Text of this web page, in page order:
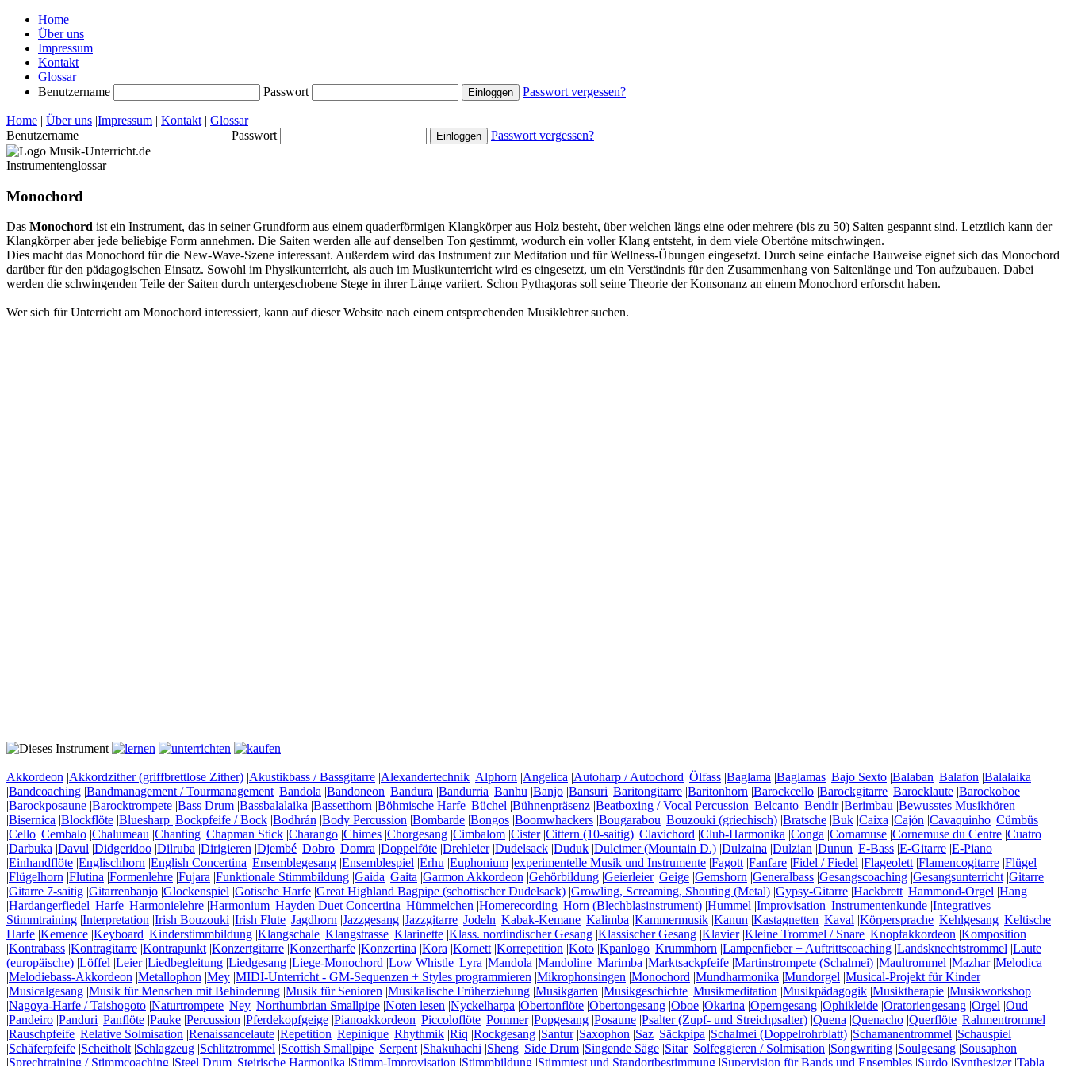
Home
Über uns
Impressum
Kontakt
Glossar
Benutzername
Passwort Passwort vergessen?
Home | Über uns |Impressum | Kontakt | Glossar
Benutzername
Passwort Passwort vergessen?
Instrumentenglossar
Monochord
Das Monochord ist ein Instrument, das in seiner Grundform aus einem quaderförmigen Klangkörper aus Holz besteht, über welchen längs eine oder mehrere (bis zu 50) Saiten gespannt sind. Letztlich kann der
Klangkörper aber jede beliebige Form annehmen. Die Saiten werden alle auf denselben Ton gestimmt, wodurch ein voller Klang entsteht, in dem viele Obertöne mitschwingen.
Dies macht das Monochord für die New-Wave-Szene interessant. Außerdem wird das Instrument zur Meditation und für Wellness-Übungen eingesetzt. Durch seine einfache Bauweise eignet sich das Monochord
darüber für den pädagogischen Einsatz. Sowohl im Physikunterricht, als auch im Musikunterricht wird es eingesetzt, um ein Verständnis für den Zusammenhang von Saitenlänge und Ton aufzubauen. Dabei
werden die schwingenden Teile der Saiten durch untergeschobene Stege in ihrer Länge variiert. Schon Pythagoras soll seine Theorie der Konsonanz an einem Monochord erforscht haben.
Wer sich für Unterricht am Monochord interessiert, kann auf dieser Website nach einem entsprechenden Musiklehrer suchen.
Akkordeon |Akkordzither (griffbrettlose Zither) |Akustikbass / Bassgitarre |Alexandertechnik |Alphorn |Angelica |Autoharp / Autochord |Ölfass |Baglama |Baglamas |Bajo Sexto |Balaban |Balafon |Balalaika
|Bandcoaching |Bandmanagement / Tourmanagement|Bandola |Bandoneon |Bandura |Bandurria |Banhu |Banjo |Bansuri |Baritongitarre |Baritonhorn |Barockcello |Barockgitarre |Barocklaute |Barockoboe
|Barockposaune |Barocktrompete |Bass Drum |Bassbalalaika |Bassetthorn |Böhmische Harfe |Büchel |Bühnenpräsenz |Beatboxing / Vocal Percussion |Belcanto |Bendir|Berimbau |Bewusstes Musikhören
|Bisernica |Blockflöte |Bluesharp |Bockpfeife / Bock |Bodhrán |Body Percussion |Bombarde |Bongos |Boomwhackers |Bougarabou |Bouzouki (griechisch) |Bratsche |Buk |Caixa |Cajón |Cavaquinho |Cümbüs
|Cello |Cembalo |Chalumeau |Chanting |Chapman Stick |Charango |Chimes |Chorgesang |Cimbalom |Cister|Cittern (10-saitig) |Clavichord |Club-Harmonika |Conga |Cornamuse |Cornemuse du Centre |Cuatro
|Darbuka |Davul |Didgeridoo |Dilruba |Dirigieren |Djembé |Dobro |Domra |Doppelföte |Drehleier|Dudelsack |Duduk |Dulcimer (Mountain D.) |Dulzaina |Dulzian |Dunun |E-Bass |E-Gitarre |E-Piano
|Einhandflöte |Englischhorn |English Concertina |Ensemblegesang |Ensemblespiel |Erhu |Euphonium |experimentelle Musik und Instrumente |Fagott|Fanfare |Fidel / Fiedel |Flageolett|Flamencogitarre |Flügel
|Flügelhorn |Flutina |Formenlehre |Fujara |Funktionale Stimmbildung |Gaida |Gaita |Garmon Akkordeon |Gehörbildung |Geierleier|Geige |Gemshorn |Generalbass |Gesangscoaching |Gesangsunterricht|Gitarre
|Gitarre 7-saitig |Gitarrenbanjo |Glockenspiel |Gotische Harfe |Great Highland Bagpipe (schottischer Dudelsack) |Growling, Screaming, Shouting (Metal) |Gypsy-Gitarre |Hackbrett|Hammond-Orgel |Hang
|Hardangerfiedel |Harfe |Harmonielehre |Harmonium |Hayden Duet Concertina |Hümmelchen |Homerecording |Horn (Blechblasinstrument) |Hummel |Improvisation |Instrumentenkunde |Integratives
Stimmtraining |Interpretation |Irish Bouzouki |Irish Flute |Jagdhorn |Jazzgesang |Jazzgitarre |Jodeln |Kabak-Kemane |Kalimba |Kammermusik |Kanun |Kastagnetten |Kaval |Körpersprache |Kehlgesang |Keltische
Harfe |Kemence |Keyboard |Kinderstimmbildung |Klangschale |Klangstrasse |Klarinette |Klass. nordindischer Gesang |Klassischer Gesang |Klavier|Kleine Trommel / Snare |Knopfakkordeon |Komposition
|Kontrabass |Kontragitarre |Kontrapunkt|Konzertgitarre |Konzertharfe |Konzertina |Kora |Kornett|Korrepetition |Koto |Kpanlogo |Krummhorn |Lampenfieber + Auftrittscoaching |Landsknechtstrommel |Laute
(europäische) |Löffel |Leier|Liedbegleitung |Liedgesang |Liege-Monochord |Low Whistle |Lyra |Mandola |Mandoline |Marimba |Marktsackpfeife |Martinstrompete (Schalmei) |Maultrommel |Mazhar|Melodica
|Melodiebass-Akkordeon |Metallophon |Mey |MIDI-Unterricht - GM-Sequenzen + Styles programmieren |Mikrophonsingen |Monochord |Mundharmonika |Mundorgel |Musical-Projekt für Kinder
|Musicalgesang |Musik für Menschen mit Behinderung |Musik für Senioren |Musikalische Früherziehung |Musikgarten |Musikgeschichte |Musikmeditation |Musikpädagogik |Musiktherapie |Musikworkshop
|Nagoya-Harfe / Taishogoto |Naturtrompete |Ney |Northumbrian Smallpipe |Noten lesen |Nyckelharpa |Obertonflöte |Obertongesang |Oboe |Okarina |Operngesang |Ophikleide |Oratoriengesang |Orgel |Oud
|Pandeiro |Panduri |Panflöte |Pauke |Percussion |Pferdekopfgeige |Pianoakkordeon |Piccoloflöte |Pommer|Popgesang |Posaune |Psalter (Zupf- und Streichpsalter) |Quena |Quenacho |Querflöte |Rahmentrommel
|Rauschpfeife |Relative Solmisation |Renaissancelaute |Repetition |Repinique |Rhythmik |Riq |Rockgesang |Santur|Saxophon |Saz |Säckpipa |Schalmei (Doppelrohrblatt) |Schamanentrommel |Schauspiel
|Schäferpfeife |Scheitholt|Schlagzeug |Schlitztrommel |Scottish Smallpipe |Serpent|Shakuhachi |Sheng |Side Drum |Singende Säge |Sitar|Solfeggieren / Solmisation |Songwriting |Soulgesang |Sousaphon
|Sprechtraining / Stimmcoaching |Steel Drum |Steirische Harmonika |Stimm-Improvisation |Stimmbildung |Stimmtest und Standortbestimmung |Supervision für Bands und Ensembles |Surdo |Synthesizer|Tabla